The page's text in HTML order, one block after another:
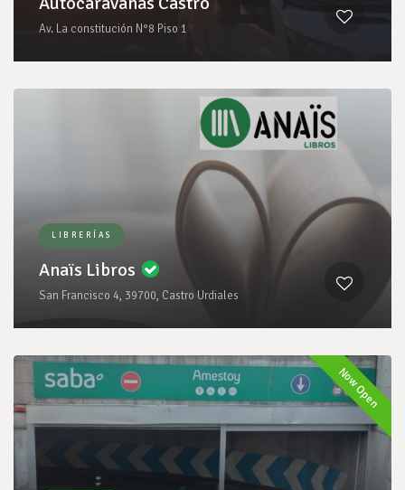
Av. La constitución N°8 Piso 1
LIBRERÍAS
Anaïs Libros
San Francisco 4, 39700, Castro Urdiales
Now Open